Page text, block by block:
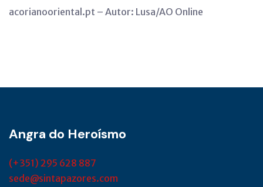
acorianooriental.pt – Autor: Lusa/AO Online
Angra do Heroísmo
(+351) 295 628 887
sede@sintapazores.com